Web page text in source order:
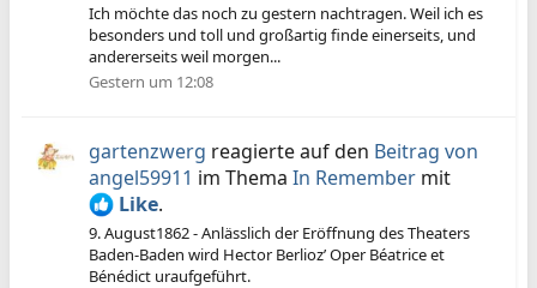
Ich möchte das noch zu gestern nachtragen. Weil ich es
besonders und toll und großartig finde einerseits, und
andererseits weil morgen...
Gestern um 12:08
gartenzwerg reagierte auf den Beitrag von
angel59911 im Thema In Remember mit
Like.
9. August1862 - Anlässlich der Eröffnung des Theaters
Baden-Baden wird Hector Berlioz’ Oper Béatrice et
Bénédict uraufgeführt.